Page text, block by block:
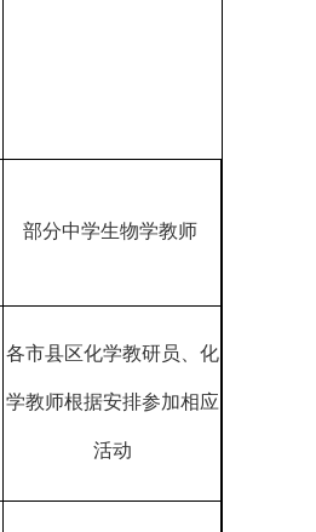
部分中学生物学教师
各市县区化学教研员、化
学教师根据安排参加相应
活动